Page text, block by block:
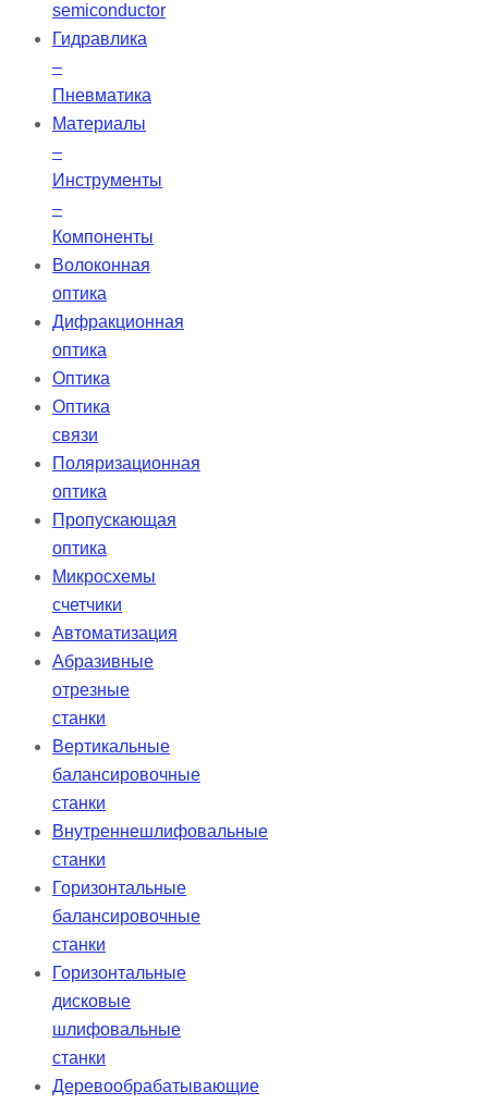
semiconductor
Гидравлика
–
Пневматика
Материалы
–
Инструменты
–
Компоненты
Волоконная
оптика
Дифракционная
оптика
Оптика
Оптика
связи
Поляризационная
оптика
Пропускающая
оптика
Микросхемы
счетчики
Автоматизация
Абразивные
отрезные
станки
Вертикальные
балансировочные
станки
Внутреннешлифовальные
станки
Горизонтальные
балансировочные
станки
Горизонтальные
дисковые
шлифовальные
станки
Деревообрабатывающие